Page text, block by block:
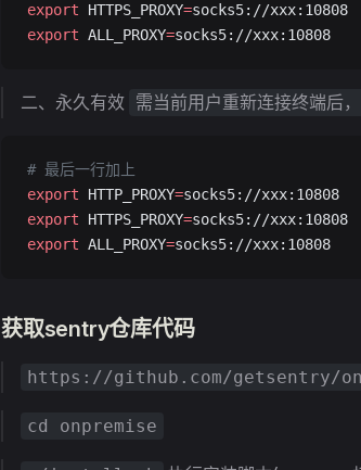
export HTTPS_PROXY=socks5://xxx:10808
export ALL_PROXY=socks5://xxx:10808
二、永久有效 需当前用户重新连接终端
# 最后一行加上
export HTTP_PROXY=socks5://xxx:10808
export HTTPS_PROXY=socks5://xxx:10808
export ALL_PROXY=socks5://xxx:10808
获取sentry仓库代码
https://github.com/getsentry/
cd onpremise